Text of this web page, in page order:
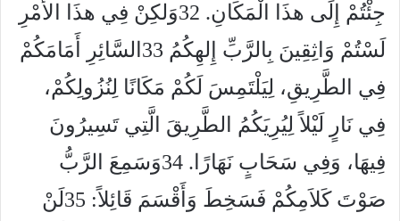
جِئْتُمْ إِلَى هذَا الْمَكَانِ. 32وَلكِنْ فِي هذَا الأَمْرِ
لَسْتُمْ وَاثِقِينَ بِالرَّبِّ إِلهِكُمُ 33السَّائِرِ أَمَامَكُمْ
فِي الطَّرِيقِ، لِيَلْتَمِسَ لَكُمْ مَكَانًا لِنُزُولِكُمْ،
فِي نَارٍ لَيْلاً لِيُرِيَكُمُ الطَّرِيقَ الَّتِي تَسِيرُونَ
فِيهَا، وَفِي سَحَابٍ نَهَارًا. 34وَسَمِعَ الرَّبُّ
صَوْتَ كَلاَمِكُمْ فَسَخِطَ وَأَقْسَمَ قَائِلاً: 35لَنْ